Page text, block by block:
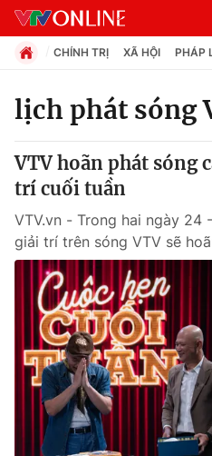
Chuyên mục
Chính trị
Xã hội
Pháp luật
Y tế
Thế giới
Tin tức
Kinh tế
CHÍNH TRỊ XÃ HỘI PHÁP
lịch phát sóng
VTV hoãn phát sóng
trí cuối tuần
VTV.vn - Trong hai ngày
giải trí trên sóng VTV sẽ